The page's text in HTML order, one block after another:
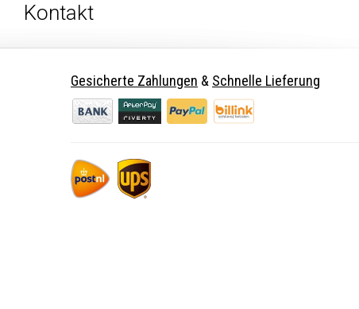
Kontakt
Gesicherte Zahlungen & Schnelle Lieferung